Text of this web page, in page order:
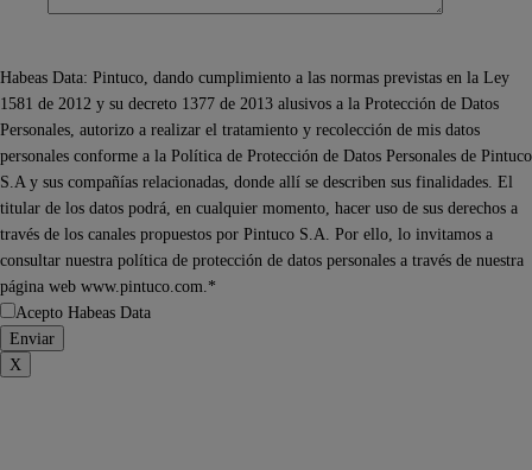
Habeas Data: Pintuco, dando cumplimiento a las normas previstas en la Ley
1581 de 2012 y su decreto 1377 de 2013 alusivos a la Protección de Datos
Personales, autorizo a realizar el tratamiento y recolección de mis datos
personales conforme a la Política de Protección de Datos Personales de Pintuco
S.A y sus compañías relacionadas, donde allí se describen sus finalidades. El
titular de los datos podrá, en cualquier momento, hacer uso de sus derechos a
través de los canales propuestos por Pintuco S.A. Por ello, lo invitamos a
consultar nuestra política de protección de datos personales a través de nuestra
página web www.pintuco.com.*
Acepto Habeas Data
X